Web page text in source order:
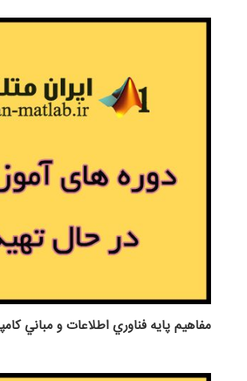
مفاهيم پايه فناوري اطلاعات و مباني